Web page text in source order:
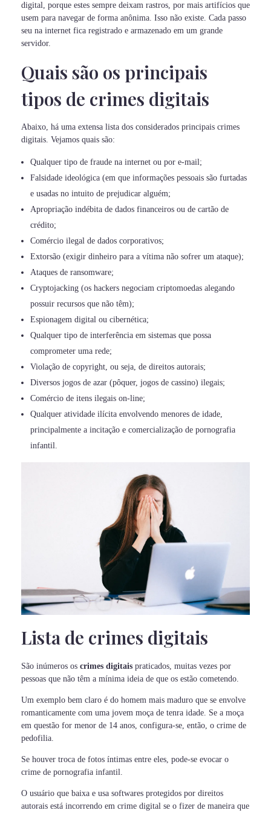
digital, porque estes sempre deixam rastros, por mais artifícios que
usem para navegar de forma anônima. Isso não existe. Cada passo
seu na internet fica registrado e armazenado em um grande
servidor.
Quais são os principais
tipos de crimes digitais
Abaixo, há uma extensa lista dos considerados principais crimes
digitais. Vejamos quais são:
Qualquer tipo de fraude na internet ou por e-mail;
Falsidade ideológica (em que informações pessoais são furtadas
e usadas no intuito de prejudicar alguém;
Apropriação indébita de dados financeiros ou de cartão de
crédito;
Comércio ilegal de dados corporativos;
Extorsão (exigir dinheiro para a vítima não sofrer um ataque);
Ataques de ransomware;
Cryptojacking (os hackers negociam criptomoedas alegando
possuir recursos que não têm);
Espionagem digital ou cibernética;
Qualquer tipo de interferência em sistemas que possa
comprometer uma rede;
Violação de copyright, ou seja, de direitos autorais;
Diversos jogos de azar (pôquer, jogos de cassino) ilegais;
Comércio de itens ilegais on-line;
Qualquer atividade ilícita envolvendo menores de idade,
principalmente a incitação e comercialização de pornografia
infantil.
Lista de crimes digitais
São inúmeros os crimes digitais praticados, muitas vezes por
pessoas que não têm a mínima ideia de que os estão cometendo.
Um exemplo bem claro é do homem mais maduro que se envolve
romanticamente com uma jovem moça de tenra idade. Se a moça
em questão for menor de 14 anos, configura-se, então, o crime de
pedofilia.
Se houver troca de fotos íntimas entre eles, pode-se evocar o
crime de pornografia infantil.
O usuário que baixa e usa softwares protegidos por direitos
autorais está incorrendo em crime digital se o fizer de maneira que